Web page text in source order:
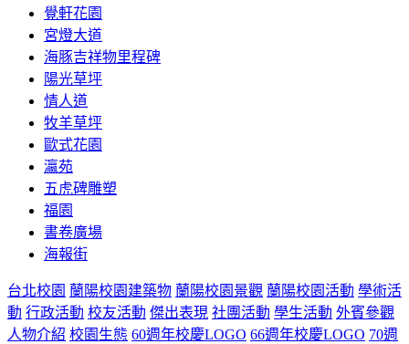
覺軒花園
宮燈大道
海豚吉祥物里程碑
陽光草坪
情人道
牧羊草坪
歐式花園
瀛苑
五虎碑雕塑
福園
書卷廣場
海報街
台北校園 蘭陽校園建築物 蘭陽校園景觀 蘭陽校園活動 學術活
動 行政活動 校友活動 傑出表現 社團活動 學生活動 外賓參觀
人物介紹 校園生態 60週年校慶LOGO 66週年校慶LOGO 70週